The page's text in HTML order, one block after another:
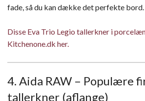
fade, så du kan dække det perfekte bord.
Disse Eva Trio Legio tallerkner i
Kitchenone.dk her.
4. Aida RAW – Populære
tallerkner (aflange)